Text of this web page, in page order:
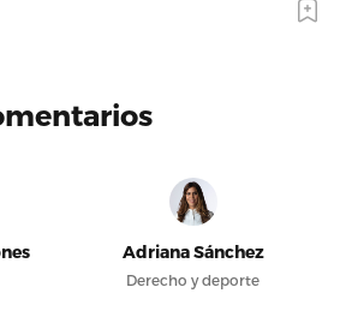
Adriana Sánchez
Derecho y deporte